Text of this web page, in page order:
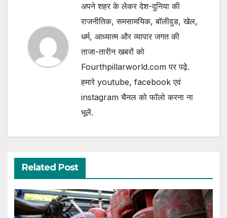
अपने शहर के लेकर देश-दुनिया की
राजनीतिक, समसामयिक, बॉलीवुड, खेल,
धर्म, आध्यात्म और व्यापार जगत की
ताजा-तारीन खबरों को
Fourthpillarworld.com पर पढ़े.
हमारे youtube, facebook एवं
instagram चैनल को फॉलो करना ना
भूलें.
Related Post